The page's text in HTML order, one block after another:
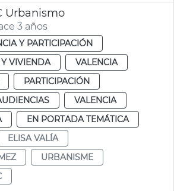
Urbanismo
3 años
Y PARTICIPACIÓN
VIVIENDA
VALENCIA
PARTICIPACIÓN
VALENCIA
EN PORTADA TEMÁTICA
ELISA VALÍA
URBANISME